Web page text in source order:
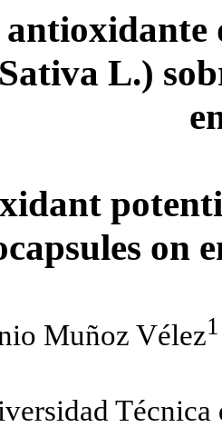
L.)
on
Muñoz Vélez1
Técnica